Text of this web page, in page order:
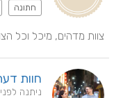
חתונה
צוות מדהים, מיכל וכל
חוות
ניתנה לפני 2 חודשים